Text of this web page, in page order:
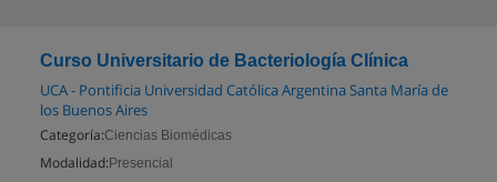
Curso Universitario de Bacteriología Clínica
UCA - Pontificia Universidad Católica Argentina Santa María de
los Buenos Aires
Categoría:Ciencias Biomédicas
Modalidad: Presencial